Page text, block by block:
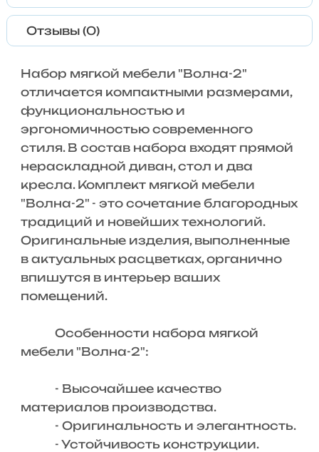
Отзывы (0)
Набор мягкой мебели "Волна-2"
отличается компактными размерами,
функциональностью и
эргономичностью современного
стиля. В состав набора входят прямой
нераскладной диван, стол и два
кресла. Комплект мягкой мебели
"Волна-2" - это сочетание благородных
традиций и новейших технологий.
Оригинальные изделия, выполненные
в актуальных расцветках, органично
впишутся в интерьер ваших
помещений.
Особенности набора мягкой
мебели "Волна-2":
- Высочайшее качество
материалов производства.
- Оригинальность и элегантность.
- Устойчивость конструкции.